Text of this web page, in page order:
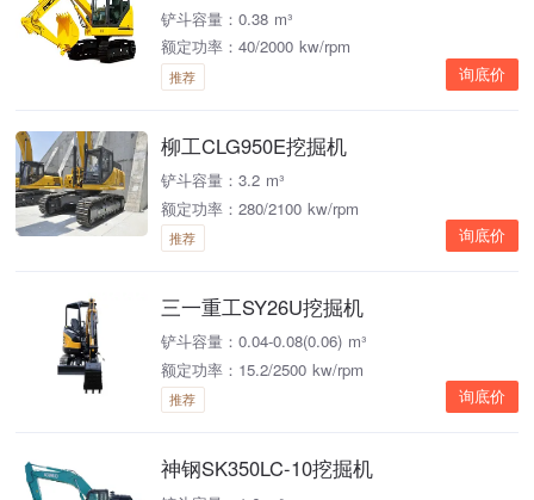
铲斗容量：0.38 m³
额定功率：40/2000 kw/rpm
推荐 询底价
柳工CLG950E挖掘机
铲斗容量：3.2 m³
额定功率：280/2100 kw/rpm
推荐 询底价
三一重工SY26U挖掘机
铲斗容量：0.04-0.08(0.06) m³
额定功率：15.2/2500 kw/rpm
推荐 询底价
神钢SK350LC-10挖掘机